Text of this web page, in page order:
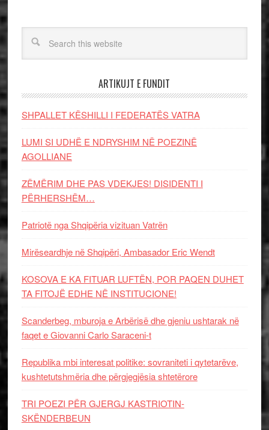
ARTIKUJT E FUNDIT
SHPALLET KËSHILLI I FEDERATËS VATRA
LUMI SI UDHË E NDRYSHIM NË POEZINË
AGOLLIANE
ZËMËRIM DHE PAS VDEKJES! DISIDENTI I
PËRHERSHËM…
Patriotë nga Shqipëria vizituan Vatrën
Mirëseardhje në Shqipëri, Ambasador Eric Wendt
KOSOVA E KA FITUAR LUFTËN, POR PAQEN DUHET
TA FITOJË EDHE NË INSTITUCIONE!
Scanderbeg, mburoja e Arbërisë dhe gjeniu ushtarak në
faqet e Giovanni Carlo Saraceni-t
Republika mbi interesat politike: sovraniteti i qytetarëve,
kushtetutshmëria dhe përgjegjësia shtetërore
TRI POEZI PËR GJERGJ KASTRIOTIN-
SKËNDERBEUN